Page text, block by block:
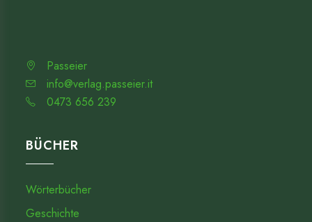
Passeier
info@verlag.passeier.it
0473 656 239
BÜCHER
Wörterbücher
Geschichte